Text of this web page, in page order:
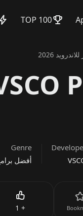
TOP 100
2026
Genre
+
1